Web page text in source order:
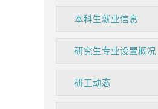
本科生就业信息
研究生专业设置概况
研工动态